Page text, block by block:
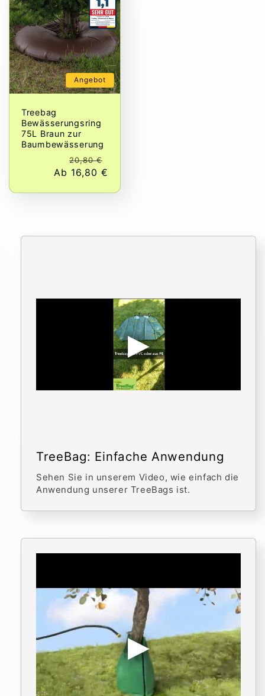
Angebot
Treebag
Bewässerungsring
75L Braun zur
Baumbewässerung
20,80 €
Ab 16,80 €
TreeBag: Einfache Anwendung
Sehen Sie in unserem Video, wie einfach die
Anwendung unserer TreeBags ist.